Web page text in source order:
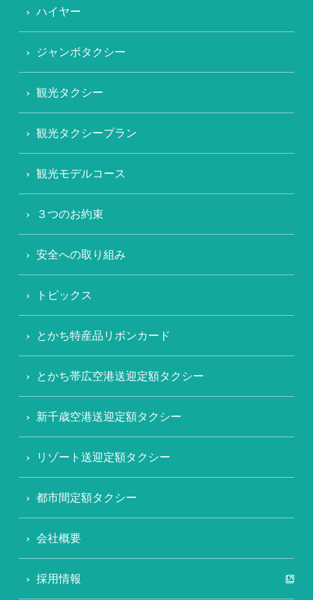
ハイヤー
ジャンボタクシー
観光タクシー
観光タクシープラン
観光モデルコース
３つのお約束
安全への取り組み
トピックス
とかち特産品リボンカード
とかち帯広空港送迎定額タクシー
新千歳空港送迎定額タクシー
リゾート送迎定額タクシー
都市間定額タクシー
会社概要
採用情報